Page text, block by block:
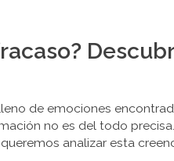
de emociones
no es del todo
analizar esta